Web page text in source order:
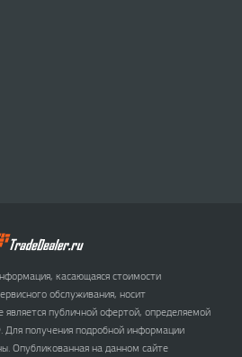
касающаяся стоимости
обслуживания, носит
публичной офертой, определяемой
получения подробной информации
Опубликованная на данном сайте